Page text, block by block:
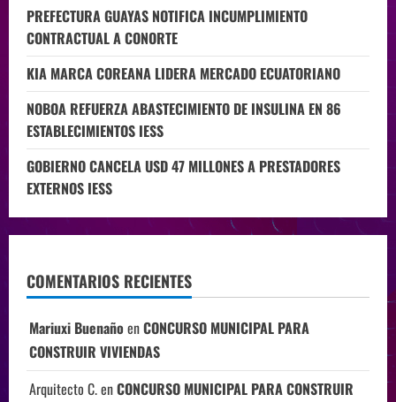
PREFECTURA GUAYAS NOTIFICA INCUMPLIMIENTO
CONTRACTUAL A CONORTE
KIA MARCA COREANA LIDERA MERCADO ECUATORIANO
NOBOA REFUERZA ABASTECIMIENTO DE INSULINA EN 86
ESTABLECIMIENTOS IESS
GOBIERNO CANCELA USD 47 MILLONES A PRESTADORES
EXTERNOS IESS
COMENTARIOS RECIENTES
Mariuxi Buenaño enCONCURSO MUNICIPAL PARA
CONSTRUIR VIVIENDAS
Arquitecto C.enCONCURSO MUNICIPAL PARA CONSTRUIR